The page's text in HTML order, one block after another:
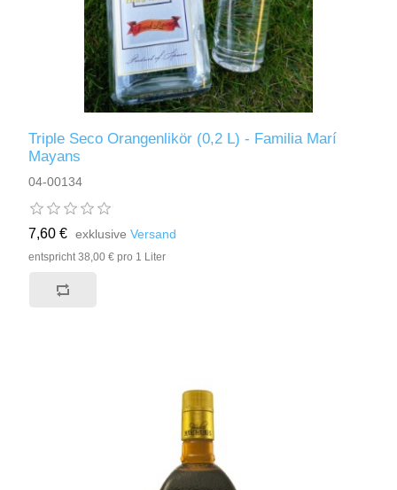
Triple Seco Orangenlikör (0,2 L) - Familia Marí
Mayans
04-00134
7,60 € exklusiveVersand
entspricht 38,00 € pro 1 Liter